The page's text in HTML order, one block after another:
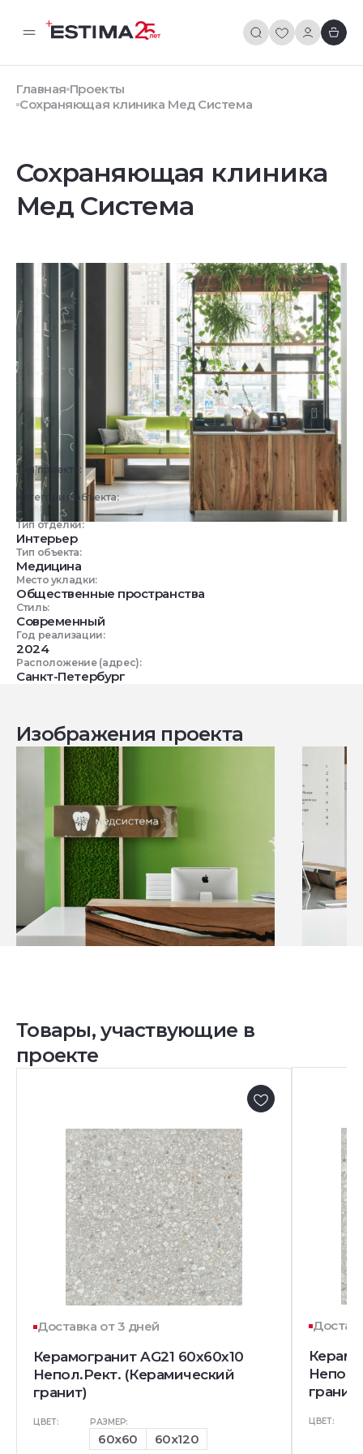
Главная Проекты
Сохраняющая клиника Мед Система
Сохраняющая клиника
Мед Система
Тип проекта:
Реализованный объект
Категория объекта:
Коммерческие объекты
Тип отделки:
Интерьер
Тип объекта:
Медицина
Место укладки:
Общественные пространства
Стиль:
Современный
Год реализации:
2024
Расположение (адрес):
Санкт-Петербург
Изображения проекта
Товары, участвующие в
проекте
Доставка от 3 дней
Керамогранит AG21 60x60x10
Непол.Рект. (Керамический
гранит)
ЦВЕТ: РАЗМЕР:
60x60 60x120
гранит)
ЦВЕТ: